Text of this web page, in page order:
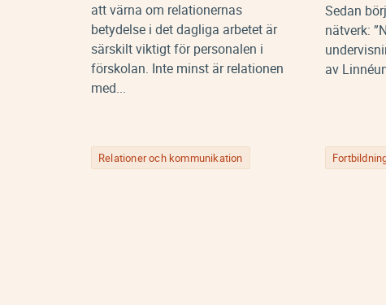
att värna om relationernas
betydelse i det dagliga arbetet är
särskilt viktigt för personalen i
förskolan. Inte minst är relationen
med...
Relationer och kommunikation
Sedan
nätverk:
av